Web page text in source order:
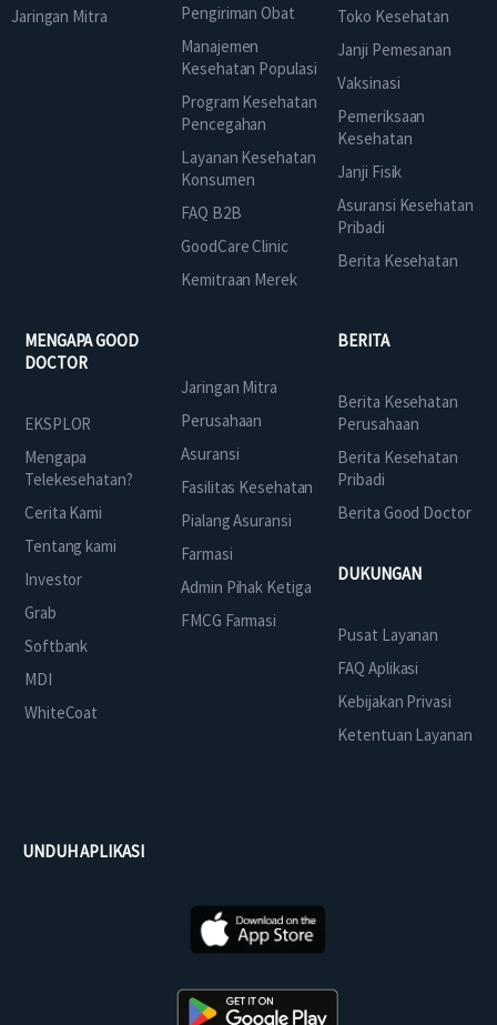
Jaringan Mitra
Pengiriman Obat
Manajemen
Kesehatan Populasi
Program Kesehatan
Pencegahan
Layanan Kesehatan
Konsumen
FAQ B2B
GoodCare Clinic
Kemitraan Merek
Toko Kesehatan
Janji Pemesanan
Vaksinasi
Pemeriksaan
Kesehatan
Janji Fisik
Asuransi Kesehatan
Pribadi
Berita Kesehatan
MENGAPA GOOD
DOCTOR
EKSPLOR
Mengapa
Telekesehatan?
Cerita Kami
Tentang kami
Investor
Grab
Softbank
MDI
WhiteCoat
Jaringan Mitra
Perusahaan
Asuransi
Fasilitas Kesehatan
Pialang Asuransi
Farmasi
Admin Pihak Ketiga
FMCG Farmasi
BERITA
Berita Kesehatan
Perusahaan
Berita Kesehatan
Pribadi
Berita Good Doctor
DUKUNGAN
Pusat Layanan
FAQ Aplikasi
Kebijakan Privasi
Ketentuan Layanan
UNDUH APLIKASI